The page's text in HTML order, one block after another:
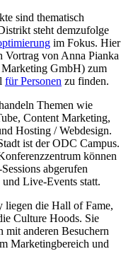
sind thematisch
steht demzufolge
im Fokus. Hier
Vortrag von Anna Pianka
GmbH) zum
für Personen zu finden.
Themen wie
Content Marketing,
Hosting / Webdesign.
ist der ODC Campus.
können
abgerufen
Live-Events statt.
liegen die Hall of Fame,
Culture Hoods. Sie
mit anderen Besuchern
Marketingbereich und